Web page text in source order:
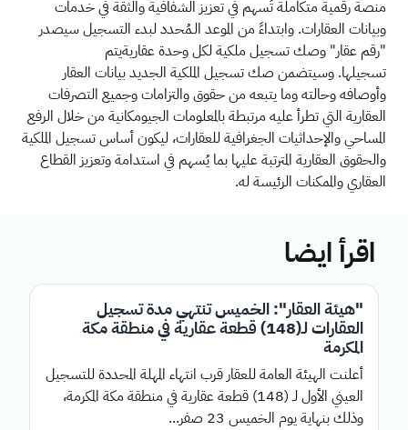
منصة رقمية متكاملة تُسهم في تعزيز الشفافية والثقة في خدمات
وبيانات العقارات. وابتداءً من الموعد الـمُحدد لبدء التسجيل سيصدر
"رقم عقار" وصك تسجيل ملكية لكل وحدة عقاريةيتم
تسجيلها. وسيتضمن صك تسجيل الملكية الجديد بيانات العقار
وأوصافه وحالته وما يتبعه من حقوق والتزامات وجميع التصرفات
العقارية التي تطرأ عليه مرتبطة بالمعلومات الجيومكانية من خلال الرفع
المساحي والإحداثيات الجغرافية للعقارات، ليكون أساس تسجيل الملكية
والحقوق العقارية المترتبة عليها بما يُسهم في استدامة وتعزيز القطاع
العقاري والممكنات الرئيسةله.
اقرأ ايضا
"هيئة العقار": الخميس تنتهي مدة تسجيل
العقارات لـ(148) قطعة عقارية في منطقة مكة
المكرمة
أعلنت الهيئة العامة للعقار قرب انتهاء المهلة المحددة للتسجيل
العيني الأول لـ (148) قطعة عقارية في منطقة مكة المكرمة،
وذلك بنهاية يوم الخميس 23 صفر...